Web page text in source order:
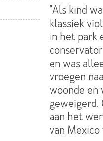
"Als kind
klassiek
in het park
en was
vroegen
woonde en
geweigerd.
aan het
van Mexico